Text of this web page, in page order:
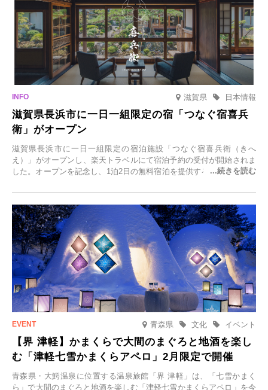
滋賀県 日本情報
滋賀県長浜市に一日一組限定の宿「つなぐ宿喜兵
衛」がオープン
滋賀県長浜市に一日一組限定の宿泊施設「つなぐ宿喜兵衛（きへ
え）」がオープンし、楽天トラベルにて宿泊予約の受付が開始されま
した。オープンを記念し、1泊2日の無料宿泊を提供するキャンペーン
一組限定の宿だからこそ叶う、大切な人との特別な時間を体験いただ
けます。
青森県 イベント
文化
【界 津軽】かまくらで大間のまぐろと地酒を楽し
む「津軽七雪かまくらアペロ」2月限定で開催
青森県・大鰐温泉に位置する温泉旅館「界 津軽」は、「七雪かまく
ら」で大間のまぐろと地酒を楽しむ「津軽七雪かまくらアペロ」を今